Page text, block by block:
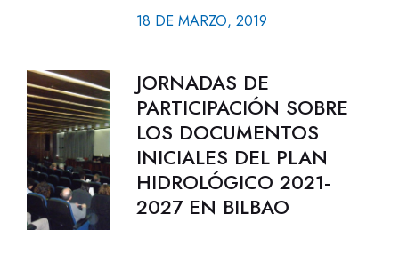
18 DE MARZO, 2019
JORNADAS DE
PARTICIPACIÓN SOBRE
LOS DOCUMENTOS
INICIALES DEL PLAN
HIDROLÓGICO 2021-
2027 EN BILBAO